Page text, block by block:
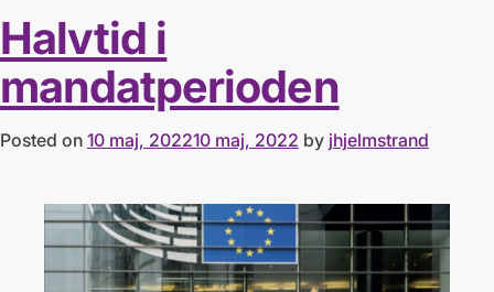
Halvtid i
mandatperioden
Posted on 10 maj, 202210 maj, 2022 by jhjelmstrand